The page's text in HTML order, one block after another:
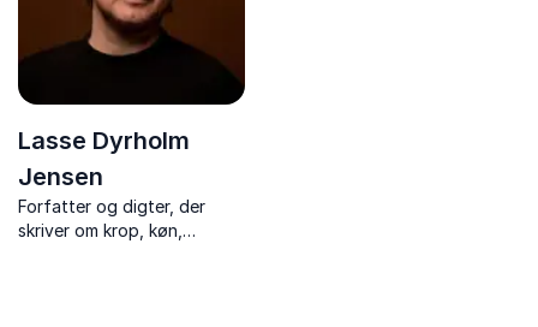
Lasse Dyrholm
Jensen
Forfatter og digter, der
skriver om krop, køn,